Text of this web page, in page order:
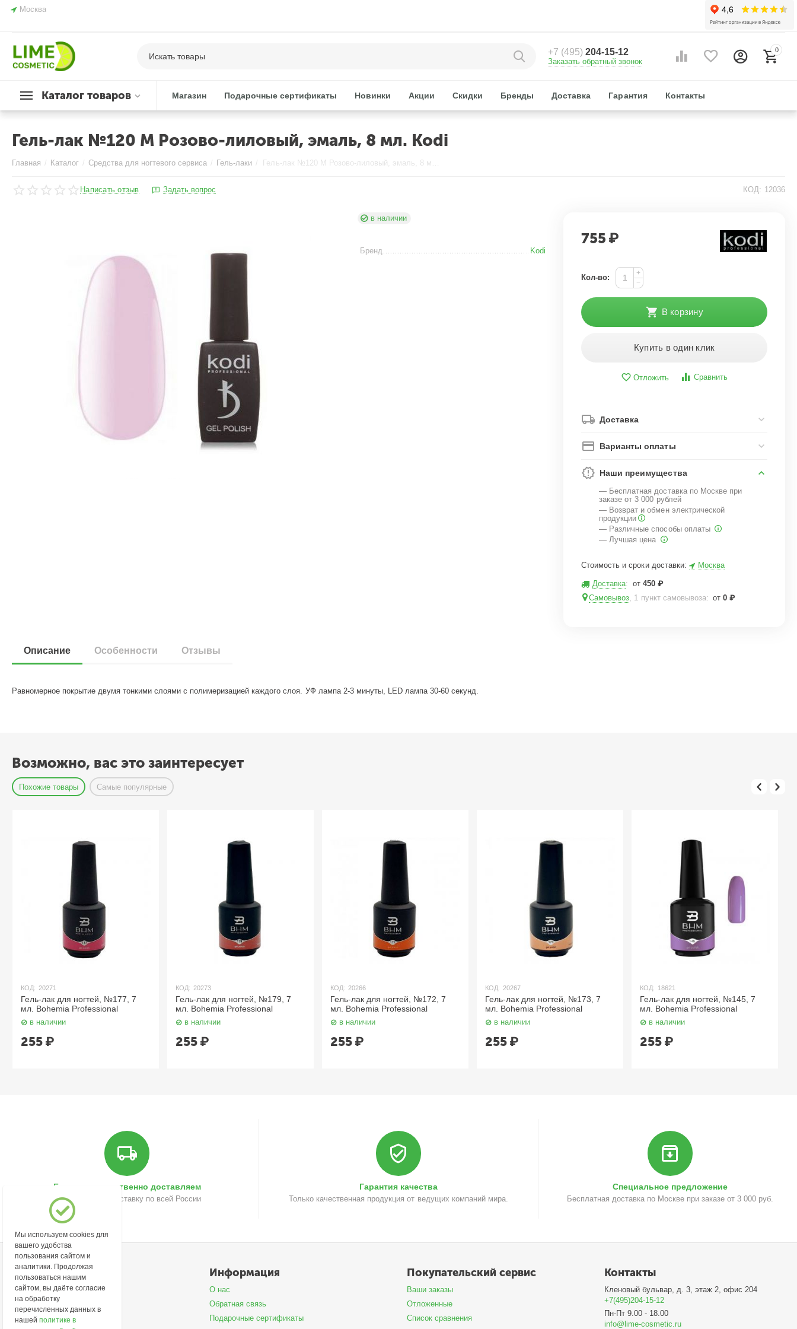
Москва
+7 (495)204-15-12
Заказать обратный звонок
0
Каталог товаров Магазин Подарочные сертификаты Новинки Акции Скидки Бренды Доставка Гарантия Контакты
Гель-лак №120 M Розово-лиловый, эмаль, 8 мл. Kodi
Главная / Каталог / Средства для ногтевого сервиса / Гель-лаки / Гель-лак №120 M Розово-лиловый, эмаль, 8 мл. Kodi
Написать отзыв Задать вопрос КОД: 12036
в наличии
Бренд Kodi
755 ₽
Кол-во:
+
−
В корзину
Купить в один клик
Отложить Сравнить
Доставка
Варианты оплаты
Наши преимущества
— Бесплатная доставка по Москве при
заказе от 3 000 рублей
— Возврат и обмен электрической
продукции
— Различные способы оплаты
— Лучшая цена
Стоимость и сроки доставки: Москва
Доставка: от 450 ₽
Самовывоз, 1 пункт самовывоза: от 0 ₽
Описание Особенности Отзывы
Равномерное покрытие двумя тонкими слоями с полимеризацией каждого слоя. УФ лампа 2-3 минуты, LED лампа 30-60 секунд.
Возможно, вас это заинтересует
Похожие товары Самые популярные
КОД: 20271
Гель-лак для ногтей, №177, 7
мл. Bohemia Professional
в наличии
255 ₽
КОД: 20273
Гель-лак для ногтей, №179, 7
мл. Bohemia Professional
в наличии
255 ₽
КОД: 20266
Гель-лак для ногтей, №172, 7
мл. Bohemia Professional
в наличии
255 ₽
КОД: 20267
Гель-лак для ногтей, №173, 7
мл. Bohemia Professional
в наличии
255 ₽
КОД: 18621
Гель-лак для ногтей, №145, 7
мл. Bohemia Professional
в наличии
255 ₽
Быстро и качественно доставляем
Осуществляем доставку по всей России
Гарантия качества
Только качественная продукция от ведущих компаний мира.
Специальное предложение
Бесплатная доставка по Москве при заказе от 3 000 руб.
Моя учетная запись
Войти
Создать учетную запись
Информация
О нас
Обратная связь
Подарочные сертификаты
Покупательский сервис
Ваши заказы
Отложенные
Список сравнения
Контакты
Кленовый бульвар, д. 3, этаж 2, офис 204
+7(495)204-15-12
Пн-Пт 9.00 - 18.00
info@lime-cosmetic.ru
Мы используем cookies для
вашего удобства
пользования сайтом и
аналитики. Продолжая
пользоваться нашим
сайтом, вы даёте согласие
на обработку
перечисленных данных в
нашейполитике в